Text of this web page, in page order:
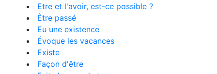
Etre et l'avoir, est-ce possible ?
Être passé
Eu une existence
Évoque les vacances
Existe
Façon d'être